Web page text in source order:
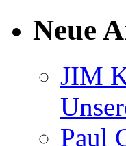
Neue
JIM
Paul